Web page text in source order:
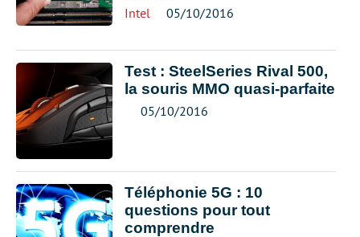
Intel 05/10/2016
Test : SteelSeries Rival 500,
la souris MMO quasi-parfaite
05/10/2016
Téléphonie 5G : 10
questions pour tout
comprendre